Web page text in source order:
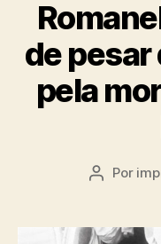
de
pela
Autor
Por